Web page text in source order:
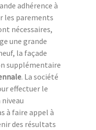
adhérence à
les parements
nécessaires,
une grande
la façade
supplémentaire
. La société
effectuer le
à faire appel à
des résultats